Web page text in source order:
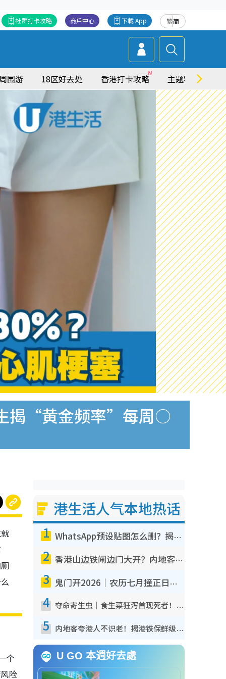
繁简
下載 App
商戶中心
社群打卡攻略
围游 18区好去处 香港打卡攻略 主题特集
揭“黄金频率”每周○
个
险
港生活人气本地热话
1 WhatsApp预设贴图怎么删？揭秘1招“反向操作”还原简洁界面 附3步实测教程
2 香港山边铁闸边门大开？内地客困惑意义何在！网友神回复：这种叫法理性防御
3 鬼门开2026｜农历七月撞正日全食特别邪？专家警告切忌做一事！揭4大禁忌+2招保平安
4 夺命寄生虫｜食生菜狂泻首现死者！疫潮恶化录1.8万宗病例 揭洗菜3大谬误
5 内地客夸港人不识老！揭港铁保鲜级冷气 港人求放过：别投诉
U GO 本週好去處